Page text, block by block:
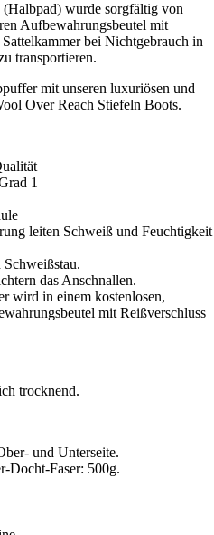
wurde sorgfältig von
Aufbewahrungsbeutel mit
bei Nichtgebrauch in
transportieren.
mit unseren luxuriösen und
Over Reach Stiefeln Boots.
1
leiten Schweiß und Feuchtigkeit
das Anschnallen.
wird in einem kostenlosen,
mit Reißverschluss
trocknend.
und Unterseite.
Docht-Faser: 500g.